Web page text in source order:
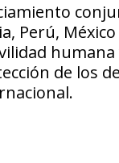
Perú,
de los